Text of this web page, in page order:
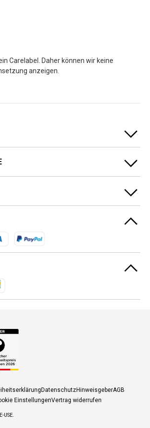
Carelabel. Daher können wir keine
anzeigen.
DatenschutzHinweisgeberAGB
EinstellungenVertrag widerrufen
USE.